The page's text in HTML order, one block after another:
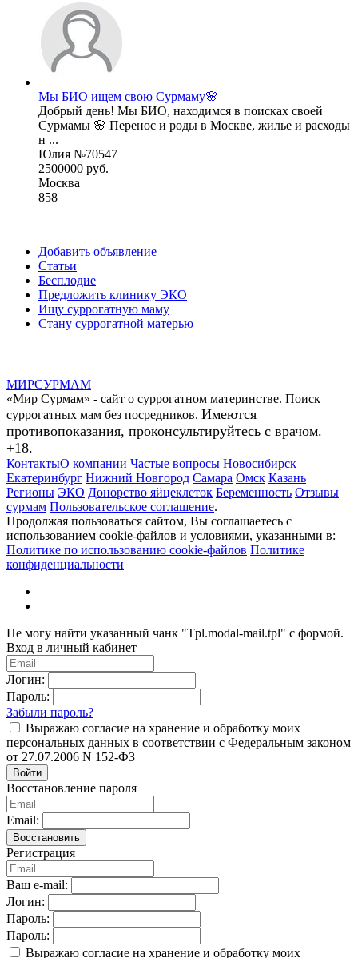
Мы БИО ищем свою Сурмаму🌸
Добрый день! Мы БИО, находимся в поисках своей
Сурмамы 🌸 Перенос и роды в Москве, жилье и расходы
н ...
Юлия №70547
2500000 руб.
Москва
858
Добавить объявление
Статьи
Бесплодие
Предложить клинику ЭКО
Ищу суррогатную маму
Стану суррогатной матерью
МИРСУРМАМ
«Мир Сурмам» - сайт о суррогатном материнстве. Поиск
суррогатных мам без посредников. Имеются
противопоказания, проконсультируйтесь с врачом.
+18.
КонтактыО компании Частые вопросы Новосибирск
Екатеринбург Нижний Новгород Самара Омск Казань
Регионы ЭКО Донорство яйцеклеток Беременность Отзывы
сурмам Пользовательское соглашение.
Продолжая пользоваться сайтом, Вы соглашаетесь с
использованием cookie-файлов и условиями, указанными в:
Политике по использованию cookie-файлов Политике
конфиденциальности
Не могу найти указанный чанк "Tpl.modal-mail.tpl" с формой.
Вход в личный кабинет
Логин:
Пароль:
Забыли пароль?
Выражаю согласие на хранение и обработку моих
персональных данных в соответствии с Федеральным законом
от 27.07.2006 N 152-ФЗ
Войти
Восстановление пароля
Email:
Восстановить
Регистрация
Ваш e-mail:
Логин:
Пароль:
Пароль:
Выражаю согласие на хранение и обработку моих